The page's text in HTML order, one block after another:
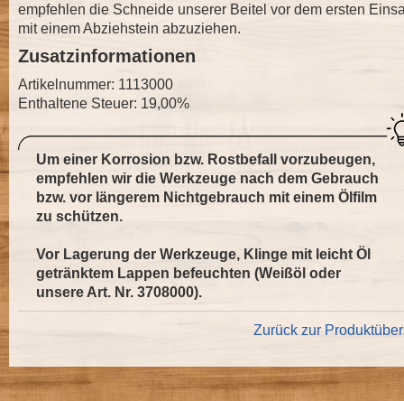
empfehlen die Schneide unserer Beitel vor dem ersten
mit einem Abziehstein abzuziehen.
Zusatzinformationen
Artikelnummer: 1113000
Enthaltene Steuer: 19,00%
Um einer Korrosion bzw. Rostbefall vorzubeugen,
empfehlen wir die Werkzeuge nach dem Gebrauch
bzw. vor längerem Nichtgebrauch mit einem Ölfilm
zu schützen.
Vor Lagerung der Werkzeuge, Klinge mit leicht Öl
getränktem Lappen befeuchten (Weißöl oder
unsere Art. Nr. 3708000).
Zurück zur